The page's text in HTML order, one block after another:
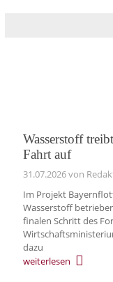
Wasserstoff
Fahrt auf
31.07.2026von
Im Projekt
Wasserstoff
finalen Schritt des
dazu
weiterlesen